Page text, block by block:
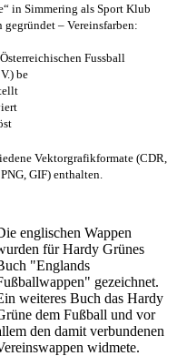
in Simmering als Sport Klub
gegründet – Vereinsfarben:
Fussball
be
Vektorgrafikformate (CDR,
GIF) enthalten.
englischen Wappen
für Hardy Grünes
"Englands
gezeichnet.
weiteres Buch das Hardy
dem Fußball und vor
den damit verbundenen
widmete.